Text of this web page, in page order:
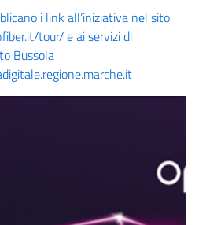
i link all’iniziativa nel sito
tour/e ai servizi di
Bussola